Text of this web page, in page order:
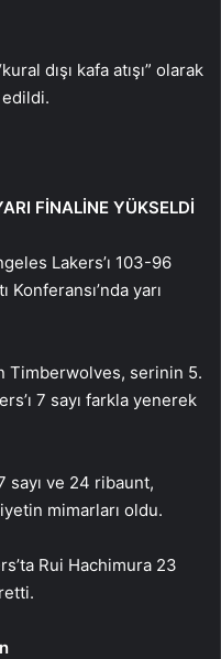
dışı kafa atışı” olarak
FİNALİNE YÜKSELDİ
Lakers’ı 103-96
yarı
Timberwolves, serinin 5.
7 sayı farkla yenerek
sayı ve 24 ribaunt,
mimarları oldu.
Rui Hachimura 23